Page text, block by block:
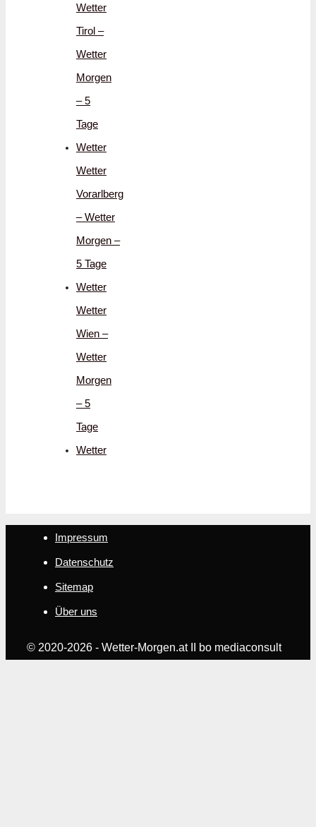
Wetter
Tirol –
Wetter
Morgen
– 5
Tage
Wetter
Wetter
Vorarlberg
– Wetter
Morgen –
5 Tage
Wetter
Wetter
Wien –
Wetter
Morgen
– 5
Tage
Wetter
Impressum
Datenschutz
Sitemap
Über uns
© 2020-2026 - Wetter-Morgen.at II bo mediaconsult